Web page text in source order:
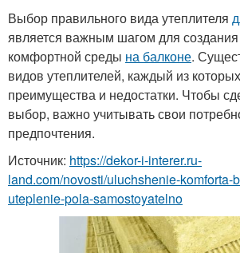
Выбор правильного вида утеплителя
является важным шагом для
комфортной среды на балконе.
видов утеплителей, каждый из
преимущества и недостатки. Чтобы
выбор, важно учитывать свои
предпочтения.
Источник: https://dekor-i-interer.ru-
land.com/novosti/uluchshenie-komforta-
uteplenie-pola-samostoyatelno